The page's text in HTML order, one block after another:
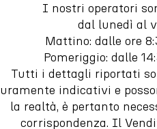
I nostri operatori
dal lunedì al
Mattino: dalle ore
Pomeriggio: dalle
Tutti i dettagli riportati
indicativi e
la realtà, è pertanto
corrispondenza. Il